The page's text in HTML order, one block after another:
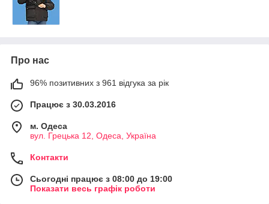
Про нас
96% позитивних з 961 відгука за рік
Працює з 30.03.2016
м. Одеса
вул. Грецька 12, Одеса, Україна
Контакти
Сьогодні працює з 08:00 до 19:00
Показати весь графік роботи